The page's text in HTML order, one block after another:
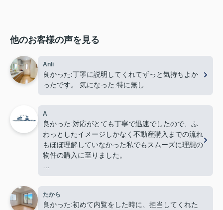
他のお客様の声を見る
Anli
良かった:丁寧に説明してくれてずっと気持ちよか
ったです。 気になった:特に無し
A
良かった:対応がとても丁寧で迅速でしたので、ふ
わっとしたイメージしかなく不動産購入までの流れ
もほぼ理解していなかった私でもスムーズに理想の
物件の購入に至りました。
たから
良かった:初めて内覧をした時に、担当してくれた